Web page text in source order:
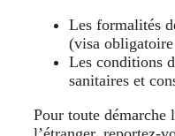
Les formalités
(visa
Les conditions
sanitaires et
Pour toute démarche